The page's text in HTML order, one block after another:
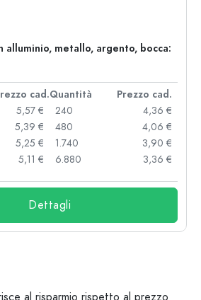
metallo, argento, bocca:
cad.Quantità
Prezzo cad.
5,57 €
5,39 €
5,25 €
5,11 €
240
4,36 €
480
4,06 €
1.740
3,90 €
6.880
3,36 €
Dettagli